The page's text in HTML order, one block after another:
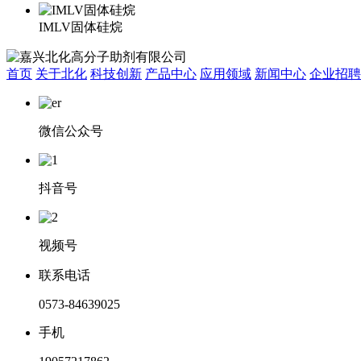
IMLV固体硅烷
首页 关于北化 科技创新 产品中心 应用领域 新闻中心 企业招聘
微信公众号
抖音号
视频号
联系电话
0573-84639025
手机